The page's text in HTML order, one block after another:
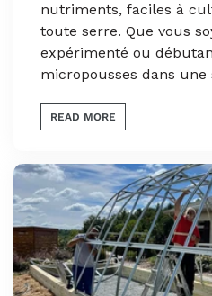
nutriments, faciles à
toute serre. Que vous
expérimenté ou
micropousses dans une
READ MORE